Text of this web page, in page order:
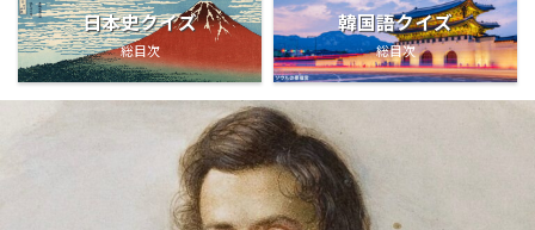
日本史クイズ
総目次
韓国語クイズ
総目次